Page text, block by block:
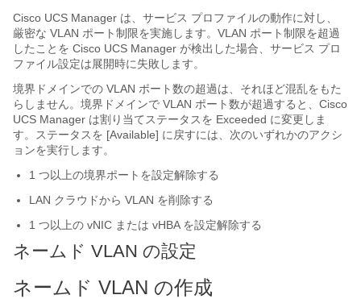
Cisco UCS Manager は、サービス プロファイルの動作に対し、
厳密な VLAN ポート制限を実施します。VLAN ポート制限を超過
したことを Cisco UCS Manager が検出した場合、サービス プロ
ファイル設定は展開時に失敗します。
境界ドメインでの VLAN ポート数の超過は、それほど混乱をもた
らしません。境界ドメインで VLAN ポート数が超過すると、 Cisco
UCS Manager は割り当てステータスを Exceeded に変更しま
す。ステータスを [Available] に戻すには、次のいずれかのアクシ
ョンを実行します。
1 つ以上の境界ポートを設定解除する
LAN クラウドから VLAN を削除する
1 つ以上の vNIC または vHBA を設定解除する
ネームド VLAN の設定
ネームド VLAN の作成